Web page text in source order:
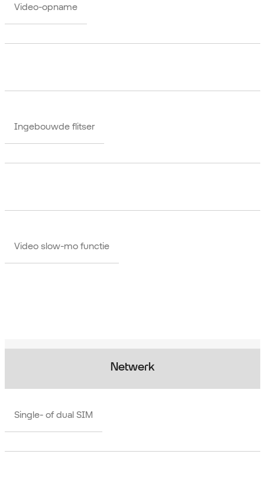
Video-opname
Ingebouwde flitser
Video slow-mo functie
Netwerk
Single- of dual SIM